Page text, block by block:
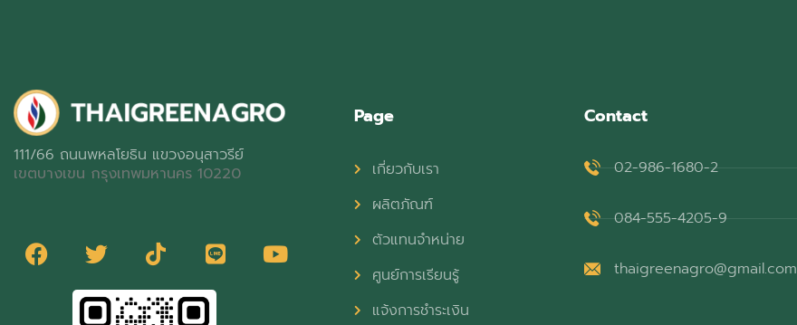
111/66 ถนนพหลโยธิน แขวงอนุสาวรีย์
เขตบางเขน กรุงเทพมหานคร 10220
Page
เกี่ยวกับเรา
ผลิตภัณฑ์
ตัวแทนจำหน่าย
ศูนย์การเรียนรู้
แจ้งการชำระเงิน
Contact
02-986-1680-2
084-555-4205-9
thaigreenagro@gmail.com